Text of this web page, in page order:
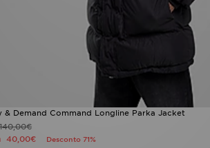
& Demand Command Longline Parka Jacket
140,00€
40,00€ Desconto 71%